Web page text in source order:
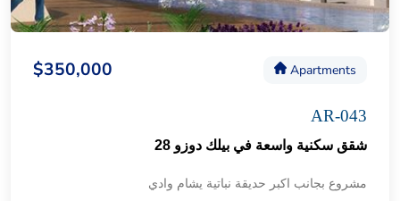
Apartments
$350,000
AR-043
شقق سكنية واسعة في بيلك دوزو 28
مشروع بجانب اكبر حديقة نباتية يشام وادي